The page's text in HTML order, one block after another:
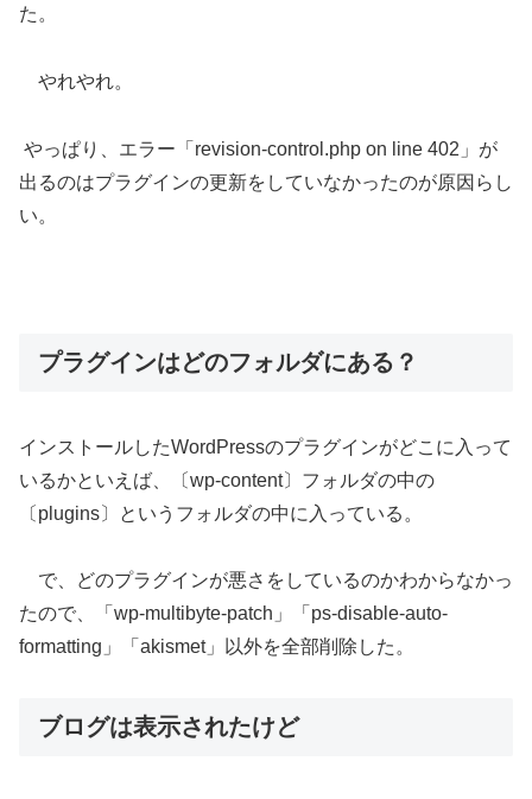
た。
やれやれ。
やっぱり、エラー「revision-control.php on line 402」が
出るのはプラグインの更新をしていなかったのが原因らし
い。
プラグインはどのフォルダにある？
インストールしたWordPressのプラグインがどこに入って
いるかといえば、〔wp-content〕フォルダの中の
〔plugins〕というフォルダの中に入っている。
で、どのプラグインが悪さをしているのかわからなかっ
たので、「wp-multibyte-patch」「ps-disable-auto-
formatting」「akismet」以外を全部削除した。
ブログは表示されたけど